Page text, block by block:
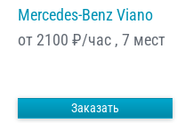
Mercedes-Benz Viano
от 2100 ₽/час , 7 мест
Заказать